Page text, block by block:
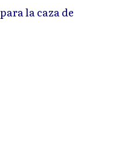
la caza de